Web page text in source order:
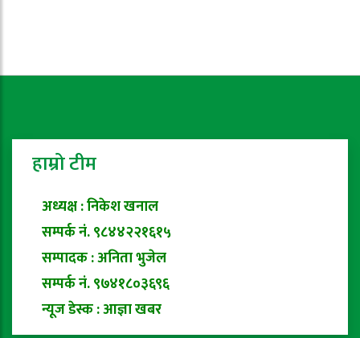
हाम्रो टीम
अध्यक्ष : निकेश खनाल
सम्पर्क नं. ९८४४२२१६१५
सम्पादक : अनिता भुजेल
सम्पर्क नं. ९७४१८०३६९६
न्यूज डेस्क : आज्ञा खबर